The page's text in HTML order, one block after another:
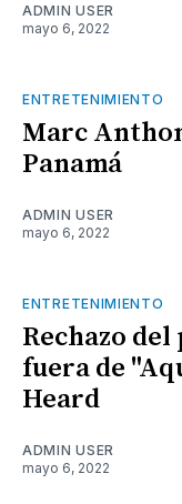
ADMIN USER
mayo 6, 2022
ENTRETENIMIENTO
Marc
Panamá
ADMIN USER
mayo 6, 2022
ENTRETENIMIENTO
Rechazo
fuera de
Heard
ADMIN USER
mayo 6, 2022